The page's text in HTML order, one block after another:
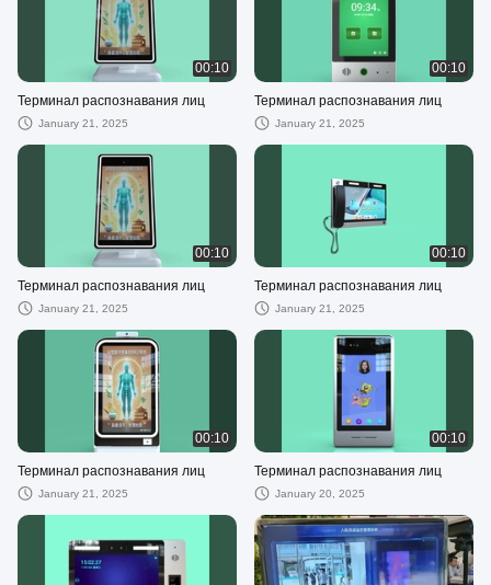
00:10
Терминал распознавания лиц
January 21, 2025
00:10
Терминал распознавания лиц
January 21, 2025
00:10
Терминал распознавания лиц
January 21, 2025
00:10
Терминал распознавания лиц
January 21, 2025
00:10
Терминал распознавания лиц
January 21, 2025
00:10
Терминал распознавания лиц
January 20, 2025